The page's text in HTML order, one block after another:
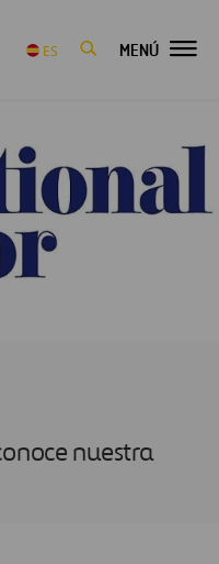
ES MENÚ
nuestra